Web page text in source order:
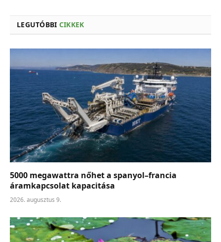
LEGUTÓBBI CIKKEK
5000 megawattra nőhet a spanyol–francia
áramkapcsolat kapacitása
2026. augusztus 9.